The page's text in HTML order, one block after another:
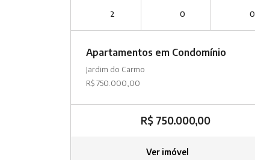
2 0 0
Apartamentos em Condomínio
Jardim do Carmo
R$ 750.000,00
R$ 750.000,00
Ver imóvel